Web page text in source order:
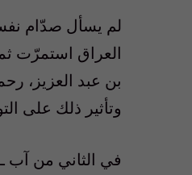
لم يسأل صدّام
العراق استمرّت
بن عبد العزيز،
وتأثير ذلك على